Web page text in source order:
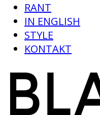
RANT
IN ENGLISH
STYLE
KONTAKT